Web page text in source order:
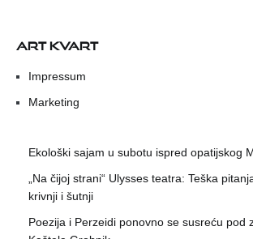
ART KVART
Impressum
Marketing
Ekološki sajam u subotu ispred opatijskog
„Na čijoj strani“ Ulysses teatra: Teška
krivnji i šutnji
Poezija i Perzeidi ponovno se susreću pod